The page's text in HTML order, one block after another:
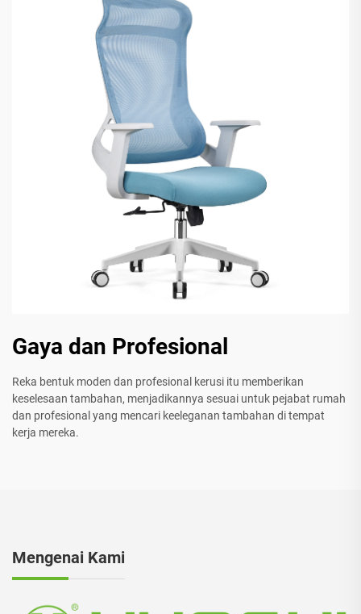
Gaya dan Profesional
Reka bentuk moden dan profesional kerusi itu memberikan
keselesaan tambahan, menjadikannya sesuai untuk pejabat rumah
dan profesional yang mencari keeleganan tambahan di tempat
kerja mereka.
Mengenai Kami